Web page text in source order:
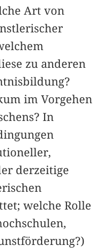
Art von
zu anderen
im Vorgehen
In
derzeitige
welche Rolle